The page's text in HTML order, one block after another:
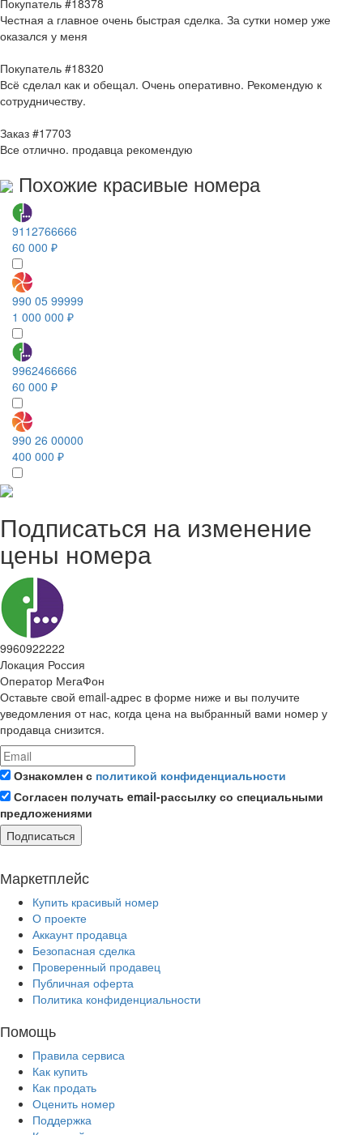
Честная а главное очень быстрая сделка. За сутки номер уже
оказался у меня
Покупатель #18320
Всё сделал как и обещал. Очень оперативно. Рекомендую к
сотрудничеству.
Заказ #17703
Все отлично. продавца рекомендую
Похожие красивые номера
9112766666
60 000 ₽
990 05 99999
1 000 000 ₽
9962466666
60 000 ₽
990 26 00000
400 000 ₽
Подписаться на изменение
цены номера
9960922222
Локация Россия
Оператор МегаФон
Оставьте свой email-адрес в форме ниже и вы получите
уведомления от нас, когда цена на выбранный вами номер у
продавца снизится.
Ознакомлен с политикой конфиденциальности
Согласен получать email-рассылку со специальными
предложениями
Подписаться
Маркетплейс
Купить красивый номер
О проекте
Аккаунт продавца
Безопасная сделка
Проверенный продавец
Публичная оферта
Политика конфиденциальности
Помощь
Правила сервиса
Как купить
Как продать
Оценить номер
Поддержка